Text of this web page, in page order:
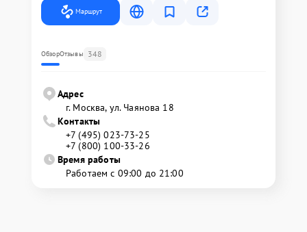
Маршрут
ОбзорОтзывы 348
Адрес
г. Москва, ул. Чаянова 18
Контакты
+7 (495) 023-73-25
+7 (800) 100-33-26
Время работы
Работаем с 09:00 до 21:00